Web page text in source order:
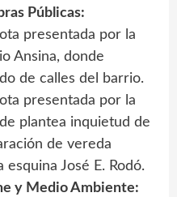
Públicas:
presentada por la
Ansina, donde
de calles del barrio.
presentada por la
plantea inquietud de
de vereda
José E. Rodó.
y Medio Ambiente: